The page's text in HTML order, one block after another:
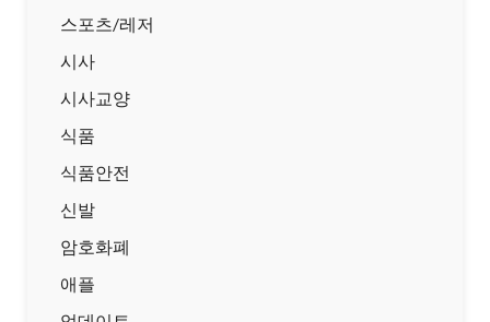
스포츠/레저
시사
시사교양
식품
식품안전
신발
암호화폐
애플